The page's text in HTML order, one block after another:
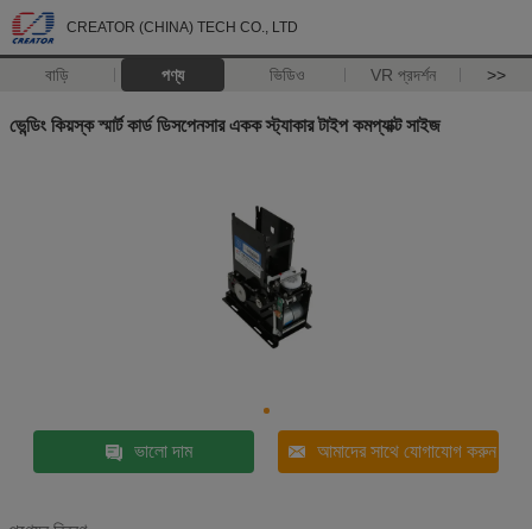
CREATOR (CHINA) TECH CO., LTD
বাড়ি পণ্য ভিডিও VR প্রদর্শন >>
ভেন্ডিং কিয়স্ক স্মার্ট কার্ড ডিসপেনসার একক স্ট্যাকার টাইপ কমপ্যাক্ট সাইজ
ভালো দাম আমাদের সাথে যোগাযোগ করুন